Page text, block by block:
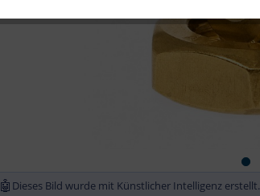
🤖 Dieses Bild wurde mit Künstlicher Intelligenz erstellt.